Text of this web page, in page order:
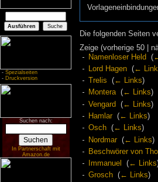
- Spezialseiten
- Druckversion
Suchen nach:
In Partnerschaft mit
Amazon.de
Die folgenden Seiten
Zeige (vorherige 50 |
Namenloser Held
(
Lord Hagen‎ (←
Trelis
(← Links)
Montera‎ (← Links)
Vengard
(← Links)
Hamlar‎ (← Links)
Osch‎ (← Links)
Nordmar‎ (← Links)
Beschwörer von
Immanuel
(← Links
Grosch‎ (← Links)